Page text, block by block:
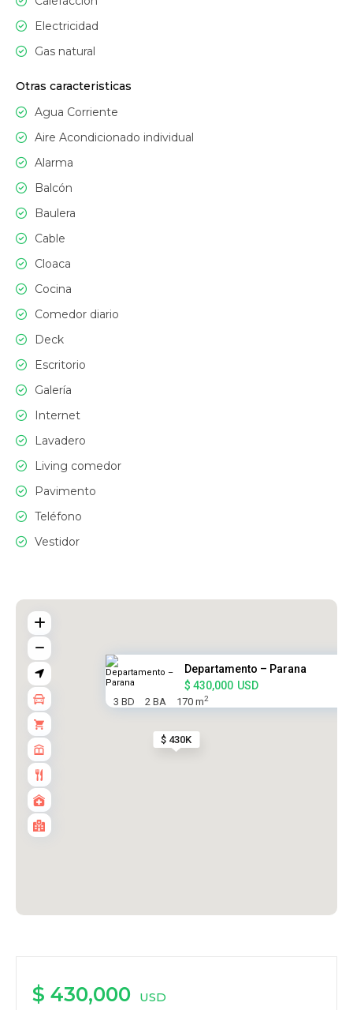
Electricidad
Gas natural
Otras caracteristicas
Agua Corriente
Aire Acondicionado individual
Alarma
Balcón
Baulera
Cable
Cloaca
Cocina
Comedor diario
Deck
Escritorio
Galería
Internet
Lavadero
Living comedor
Pavimento
Teléfono
Vestidor
$ 430K
Departamento – Parana
$ 430,000 USD
3 BD 2 BA 170 m2
$ 430,000 USD